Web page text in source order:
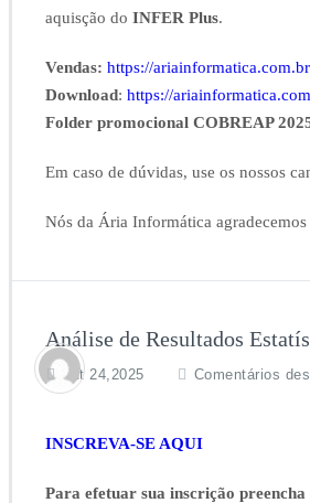
aquisção do INFER Plus.
Vendas: https://
Download: https://
Folder promocional COBREAP
Em caso de dúvidas, use os nossos
Nós da Ária Informática
Análise de Resultados
out 24,2025 Comentários
INSCREVA-SE AQUI
Para efetuar sua inscrição